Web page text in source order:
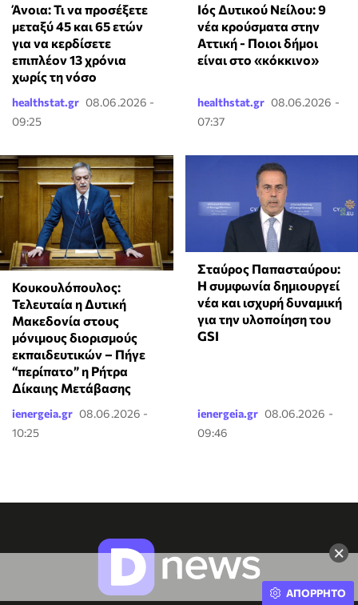
×
Άνοια: Τι να προσέξετε
μεταξύ 45 και 65 ετών
για να κερδίσετε
επιπλέον 13 χρόνια
χωρίς τη νόσο
healthstat.gr 08.06.2026 -
09:25
Ιός Δυτικού Νείλου: 9
νέα κρούσματα στην
Αττική - Ποιοι δήμοι
είναι στο «κόκκινο»
healthstat.gr 08.06.2026 -
07:37
Κουκουλόπουλος:
Τελευταία η Δυτική
Μακεδονία στους
μόνιμους διορισμούς
εκπαιδευτικών – Πήγε
“περίπατο” η Ρήτρα
Δίκαιης Μετάβασης
ienergeia.gr 08.06.2026 -
10:25
Σταύρος Παπασταύρου:
Η συμφωνία δημιουργεί
νέα και ισχυρή δυναμική
για την υλοποίηση του
GSI
ienergeia.gr 08.06.2026 -
09:46
ΑΠΟΡΡΗΤΟ